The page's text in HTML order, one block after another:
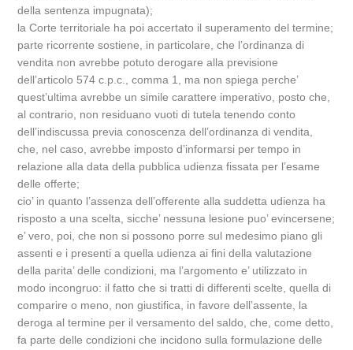
della sentenza impugnata);
la Corte territoriale ha poi accertato il superamento del termine;
parte ricorrente sostiene, in particolare, che l’ordinanza di
vendita non avrebbe potuto derogare alla previsione
dell’articolo 574 c.p.c., comma 1, ma non spiega perche’
quest’ultima avrebbe un simile carattere imperativo, posto che,
al contrario, non residuano vuoti di tutela tenendo conto
dell’indiscussa previa conoscenza dell’ordinanza di vendita,
che, nel caso, avrebbe imposto d’informarsi per tempo in
relazione alla data della pubblica udienza fissata per l’esame
delle offerte;
cio’ in quanto l’assenza dell’offerente alla suddetta udienza ha
risposto a una scelta, sicche’ nessuna lesione puo’ evincersene;
e’ vero, poi, che non si possono porre sul medesimo piano gli
assenti e i presenti a quella udienza ai fini della valutazione
della parita’ delle condizioni, ma l’argomento e’ utilizzato in
modo incongruo: il fatto che si tratti di differenti scelte, quella di
comparire o meno, non giustifica, in favore dell’assente, la
deroga al termine per il versamento del saldo, che, come detto,
fa parte delle condizioni che incidono sulla formulazione delle